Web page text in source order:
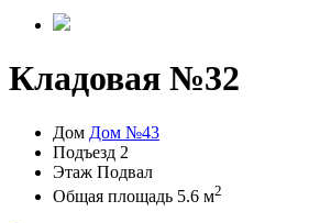
Кладовая №32
Дом Дом №43
Подъезд 2
Этаж Подвал
Общая площадь 5.6 м2